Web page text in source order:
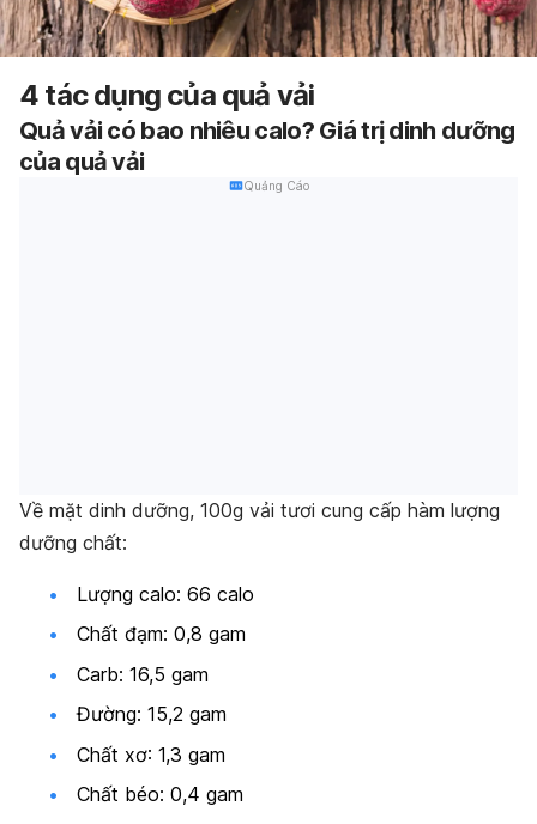
4 tác dụng của quả vải
Quả vải có bao nhiêu calo? Giá trị dinh dưỡng
của quả vải
Quảng Cáo
Về mặt dinh dưỡng, 100g vải tươi cung cấp hàm lượng
dưỡng chất:
Lượng calo: 66 calo
Chất đạm: 0,8 gam
Carb: 16,5 gam
Đường: 15,2 gam
Chất xơ: 1,3 gam
Chất béo: 0,4 gam